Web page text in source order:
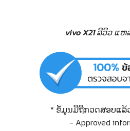
vivo X21 ລີວິວ ແຫ
* ຂໍ້ມູນມືຖືກວດສອບແລ້
- Approved